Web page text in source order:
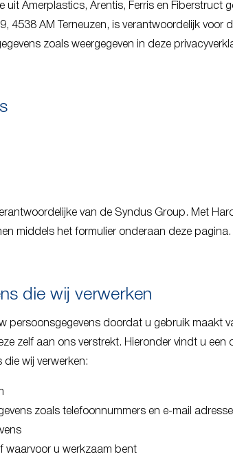
uit Amerplastics, Arentis, Ferris en Fiberstruct
4538 AM Terneuzen, is verantwoordelijk voor
zoals weergegeven in deze
van de Syndus Group. Met
middels het formulier onderaan deze pagina.
die wij verwerken
persoonsgegevens doordat u gebruik maakt
zelf aan ons verstrekt. Hieronder vindt u een
wij verwerken:
zoals telefoonnummers en e-mail
waarvoor u werkzaam bent